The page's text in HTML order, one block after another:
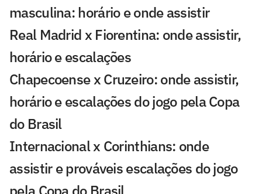
masculina: horário e onde assistir
Real Madrid x Fiorentina: onde assistir,
horário e escalações
Chapecoense x Cruzeiro: onde assistir,
horário e escalações do jogo pela Copa
do Brasil
Internacional x Corinthians: onde
assistir e prováveis escalações do jogo